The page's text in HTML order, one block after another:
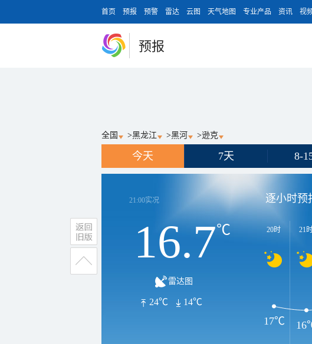
首页 预报 预警 雷达 云图 天气地图 专业产品 资讯 视
预报
全国 >黑龙江 >黑河 >逊克
今天 7天 8-
21:00实况
16.7℃
雷达图
24℃ 14℃
逐小时预
20时 21
17℃